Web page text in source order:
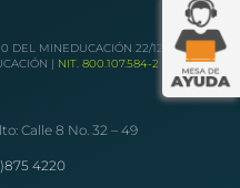
DEL MINEDUCACIÓN 22/12/1989
| NIT. 800.107.584-2
Calle 8 No. 32 – 49
4220